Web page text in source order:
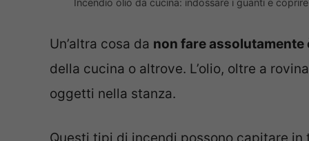
Incendio olio da cucina: indossare i guanti e
Un’altra cosa da non fare assolutamente
della cucina o altrove. L’olio, oltre a
oggetti nella stanza.